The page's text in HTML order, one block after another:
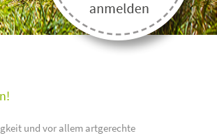
und vor allem artgerechte